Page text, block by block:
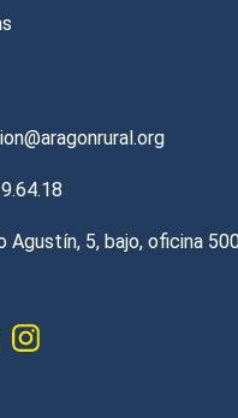
Agustín, 5, bajo, oficina